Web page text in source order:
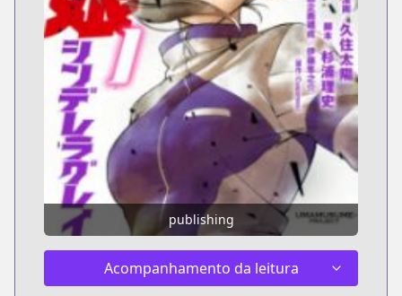
publishing
Acompanhamento da leitura